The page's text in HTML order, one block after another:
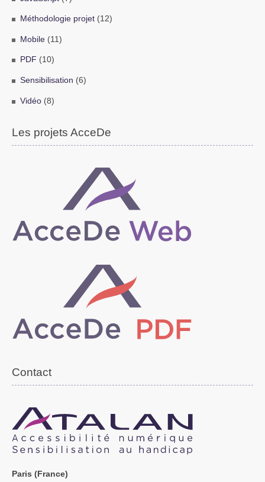
Méthodologie projet(12)
Mobile(11)
PDF (10)
Sensibilisation (6)
Vidéo(8)
Les projets AcceDe
Contact
Paris (France)